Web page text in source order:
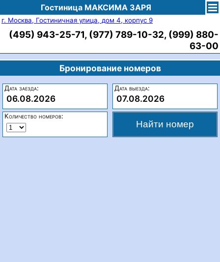
Гостиница МАКСИМА ЗАРЯ
г. Москва, Гостиничная улица, дом 4, корпус 9
(495) 943-25-71, (977) 789-10-32, (999) 880-
63-00
Бронирование номеров
Дата заезда:
06.08.2026
Дата выезда:
07.08.2026
Количество номеров: